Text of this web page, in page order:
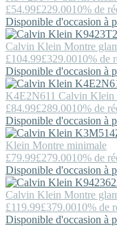
£54.99£229.0010% de
Disponible d'occasion à
Calvin Klein Montre
£104.99£329.0010% de
Disponible d'occasion à
K4E2N611 Calvin Klein
£84.99£289.0010% de
Disponible d'occasion à
Klein Montre minimale
£79.99£279.0010% de
Disponible d'occasion à
Calvin Klein Montre
£119.99£379.0010% de
Disponible d'occasion à